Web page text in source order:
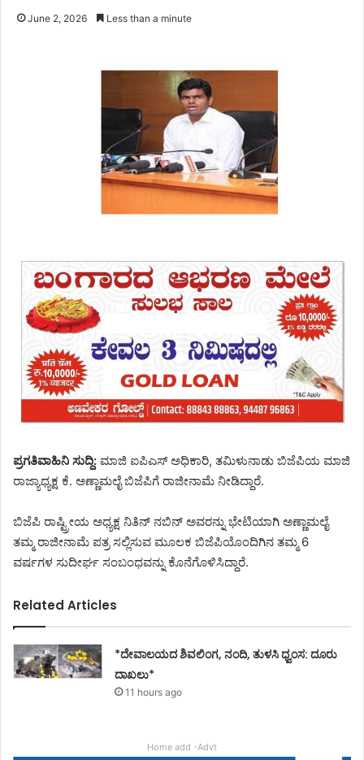
June 2, 2026 Less than a minute
ಪ್ರಗತಿವಾಹಿನಿ ಸುದ್ದಿ: ಮಾಜಿ ಐಪಿಎಸ್ ಅಧಿಕಾರಿ, ತಮಿಳುನಾಡು ಬಿಜೆಪಿಯ ಮಾಜಿ
ರಾಜ್ಯಾಧ್ಯಕ್ಷ ಕೆ. ಅಣ್ಣಾಮಲೈ ಬಿಜೆಪಿಗೆ ರಾಜೀನಾಮೆ ನೀಡಿದ್ದಾರೆ.
ಬಿಜೆಪಿ ರಾಷ್ಟ್ರೀಯ ಅಧ್ಯಕ್ಷ ನಿತಿನ್ ನಬಿನ್ ಅವರನ್ನು ಭೇಟಿಯಾಗಿ ಅಣ್ಣಾಮಲೈ
ತಮ್ಮ ರಾಜೀನಾಮೆ ಪತ್ರ ಸಲ್ಲಿಸುವ ಮೂಲಕ ಬಿಜೆಪಿಯೊಂದಿಗಿನ ತಮ್ಮ 6
ವರ್ಷಗಳ ಸುದೀರ್ಘ ಸಂಬಂಧವನ್ನು ಕೊನೆಗೊಳಿಸಿದ್ದಾರೆ.
Related Articles
*ದೇವಾಲಯದ ಶಿವಲಿಂಗ, ನಂದಿ, ತುಳಸಿ ಧ್ವಂಸ: ದೂರು
ದಾಖಲು*
11 hours ago
Home add -Advt